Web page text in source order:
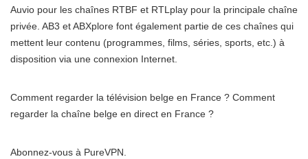
Auvio pour les chaînes RTBF et RTLplay pour la principale chaîne
privée. AB3 et ABXplore font également partie de ces chaînes qui
mettent leur contenu (programmes, films, séries, sports, etc.) à
disposition via une connexion Internet.
Comment regarder la télévision belge en France ? Comment
regarder la chaîne belge en direct en France ?
Abonnez-vous à PureVPN.